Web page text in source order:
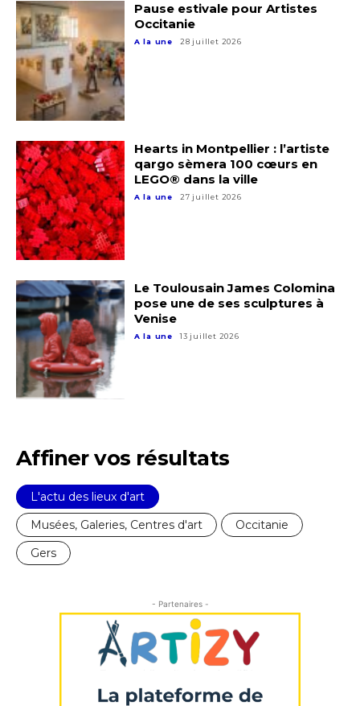
* Champ obligatoire
Prénom
Statut / Organisation
J'accepte lestermes et conditions
* Champ obligatoire
Pause estivale pour Artistes
Occitanie
A la une 28 juillet 2026
Hearts in Montpellier : l’artiste
qargo sèmera 100 cœurs en
LEGO® dans la ville
A la une 27 juillet 2026
Le Toulousain James Colomina
pose une de ses sculptures à
Venise
A la une 13 juillet 2026
Affiner vos résultats
L'actu des lieux d'art
Musées, Galeries, Centres d'art
Occitanie
Gers
- Partenaires -